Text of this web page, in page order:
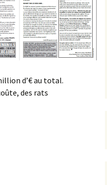
d’€ au total.
des rats